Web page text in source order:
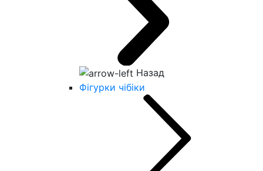
Назад
Фігурки чібіки